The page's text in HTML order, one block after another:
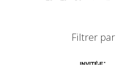
Filtrer par